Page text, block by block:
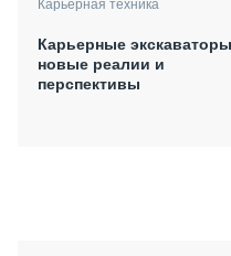
Карьерная техника
Карьерные
новые реалии и
перспективы